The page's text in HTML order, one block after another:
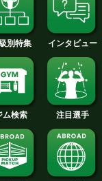
る